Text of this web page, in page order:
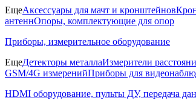
ЕщеАксессуары для мачт и кронштейнов
антеннОпоры, комплектующие для опор
Приборы, измерительное оборудование
ЕщеДетекторы металлаИзмерители
GSM/4G измеренийПриборы для
HDMI оборудование, пульты ДУ, передача